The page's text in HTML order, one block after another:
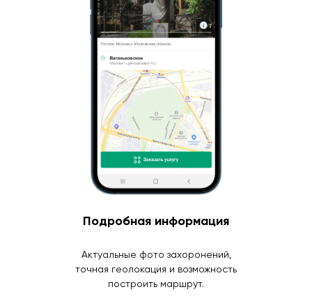
Подробная информация
Актуальные фото захоронений,
точная геолокация и возможность
построить маршрут.